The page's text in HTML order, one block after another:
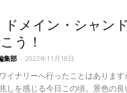
ドメイン・シャン
う！
集部 - 2022年11月18日
イナリーへ行ったことはありま
しを感じる今日この頃。景色の